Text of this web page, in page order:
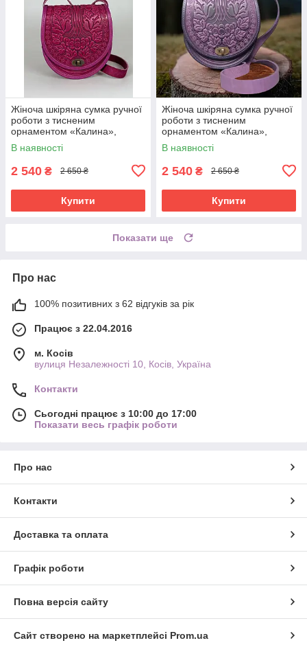
Жіноча шкіряна сумка ручної
роботи з тисненим
орнаментом «Калина»,
рожева (фуксія) сумка з
натуральної шкіри, 20*21*8
В наявності
2 540 ₴ 2 650 ₴
Купити
Жіноча шкіряна сумка ручної
роботи з тисненим
орнаментом «Калина»,
фіолетова сумка з
натуральної шкіри, 20*21*8
В наявності
2 540 ₴ 2 650 ₴
Купити
Показати ще
Про нас
100% позитивних з 62 відгуків за рік
Працює з 22.04.2016
м. Косів
вулиця Незалежності 10, Косів, Україна
Контакти
Сьогодні працює з 10:00 до 17:00
Показати весь графік роботи
Про нас
Контакти
Доставка та оплата
Графік роботи
Повна версія сайту
Сайт створено на маркетплейсі Prom.ua